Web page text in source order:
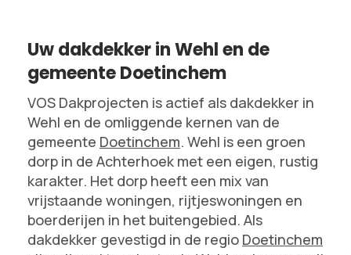
Uw dakdekker in Wehl en de
gemeente Doetinchem
VOS Dakprojecten is actief als dakdekker in
Wehl en de omliggende kernen van de
gemeente Doetinchem. Wehl is een groen
dorp in de Achterhoek met een eigen, rustig
karakter. Het dorp heeft een mix van
vrijstaande woningen, rijtjeswoningen en
boerderijen in het buitengebied. Als
dakdekker gevestigd in de regio Doetinchem